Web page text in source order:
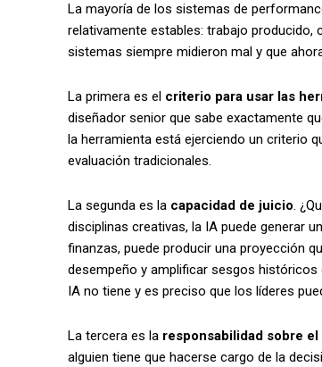
La mayoría de los sistemas de
relativamente estables: trabajo producido,
sistemas siempre midieron mal y que
La primera es el criterio para usar las
diseñador senior que sabe exactamente
la herramienta está ejerciendo un criterio
evaluación tradicionales.
La segunda es la capacidad de juicio.
disciplinas creativas, la IA puede generar
finanzas, puede producir una proyección
desempeño y amplificar sesgos históricos
IA no tiene y es preciso que los líderes
La tercera es la responsabilidad sobre
alguien tiene que hacerse cargo de la